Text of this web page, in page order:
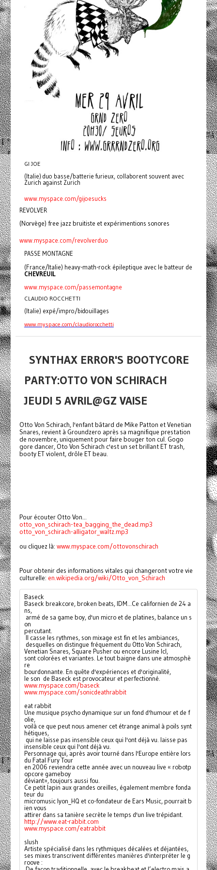
GI JOE
(Italie) duo basse/batterie furieux, collaborent souvent avec
Zurich against Zurich
www.myspace.com/gijoesucks
REVOLVER
(Norvège) free jazz bruitiste et expérimentions sonores
www.myspace.com/revolverduo
PASSE MONTAGNE
(France/Italie) heavy-math-rock épileptique avec le batteur de
CHEVREUIL
www.myspace.com/passemontagne
CLAUDIO ROCCHETTI
(Italie) expé/impro/bidouillages
www.myspace.com/claudiorocchetti
SYNTHAX ERROR'S BOOTYCORE
PARTY:OTTO VON SCHIRACH
JEUDI 5 AVRIL@GZ VAISE
Otto Von Schirach, l'enfant bâtard de Mike Patton et Venetian
Snares, revient à Groundzero après sa magnifique prestation
de novembre, uniquement pour faire bouger ton cul. Gogo
gore dancer, Oto Von Schirach c'est un set brillant ET trash,
booty ET violent, drôle ET beau.
Pour écouter Otto Von...
otto_von_schirach-tea_bagging_the_dead.mp3
otto_von_schirach-alligator_waltz.mp3
ou cliquez là: www.myspace.com/ottovonschirach
Pour obtenir des informations vitales qui changeront votre vie
culturelle: en.wikipedia.org/wiki/Otto_von_Schirach
Baseck
Baseck breakcore, broken beats, IDM...Ce californien de 24 a
ns,
on
percutant.
Il casse les rythmes, son mixage est fin et les ambiances,
desquelles on distingue fréquement du Otto Von Schirach,
Venetian Snares, Square Pusher ou encore Lusine Icl,
sont colorées et variantes. Le tout baigne dans une atmosphè
re
bourdonnante. En quête d'expériences et d'originalité,
le son  de Baseck est provocateur et perfectionné.
www.myspace.com/baseck
www.myspace.com/sonicdeathrabbit
eat rabbit
Une musique psycho dynamique sur un fond d'humour et de f
olie,
voilà ce que peut nous amener cet étrange animal à poils synt
hétiques,
qui ne laisse pas insensible ceux qui l'ont déjà vu. laisse pas
insensible ceux qui l'ont déjà vu.
Personnage qui, après avoir tourné dans l'Europe entière lors
du Fatal Fury Tour
en 2006 reviendra cette année avec un nouveau live « robotp
opcore gameboy
déviant», toujours aussi fou.
Ce petit lapin aux grandes oreilles, également membre fonda
teur du
micromusic lyon_HQ et co-fondateur de Ears Music, pourrait b
ien vous
attirer dans sa tanière secrète le temps d'un live trépidant.
http://www.eat-rabbit.com
www.myspace.com/eatrabbit
slush
Artiste spécialisé dans les rythmiques décalées et déjantées,
ses mixes transcrivent différentes manières d'interpréter le g
roove :